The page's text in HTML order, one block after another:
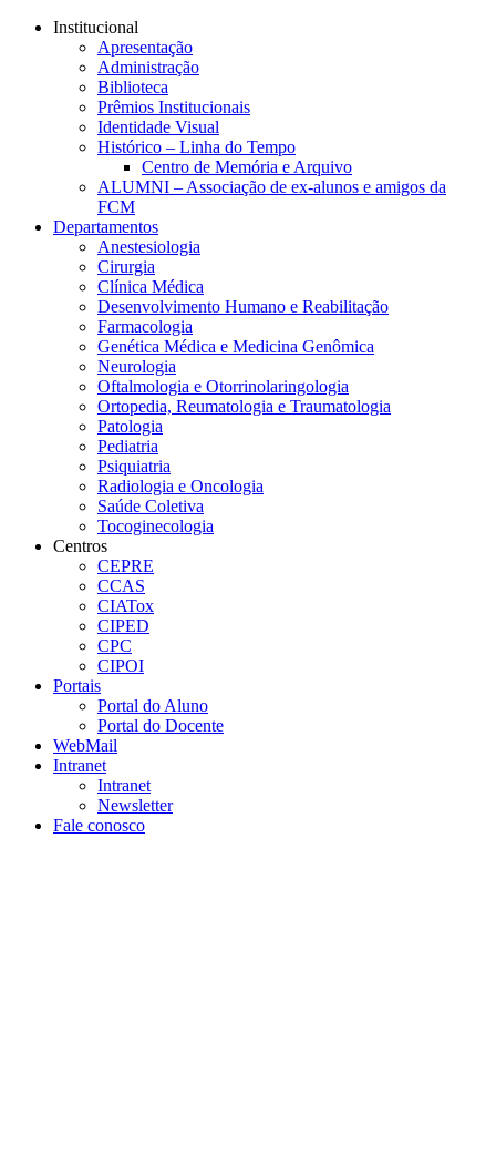
Conteúdo principal
Institucional
Apresentação
Administração
Biblioteca
Prêmios Institucionais
Identidade Visual
Histórico – Linha do Tempo
Centro de Memória e Arquivo
ALUMNI – Associação de ex-alunos e amigos da
FCM
Departamentos
Anestesiologia
Cirurgia
Clínica Médica
Desenvolvimento Humano e Reabilitação
Farmacologia
Genética Médica e Medicina Genômica
Neurologia
Oftalmologia e Otorrinolaringologia
Ortopedia, Reumatologia e Traumatologia
Patologia
Pediatria
Psiquiatria
Radiologia e Oncologia
Saúde Coletiva
Tocoginecologia
Centros
CEPRE
CCAS
CIATox
CIPED
CPC
CIPOI
Portais
Portal do Aluno
Portal do Docente
WebMail
Intranet
Intranet
Newsletter
Fale conosco